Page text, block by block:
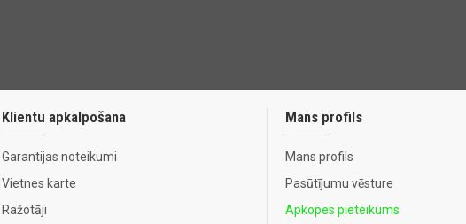
Klientu apkalpošana
Garantijas noteikumi
Vietnes karte
Ražotāji
Mans profils
Mans profils
Pasūtījumu vēsture
Apkopes pieteikums